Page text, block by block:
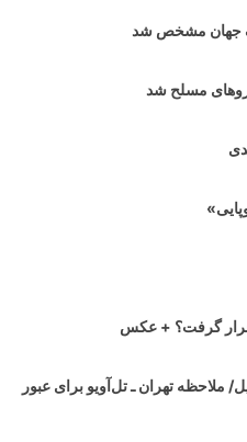
جهان مشخص شد
مسلح شد
قرار گرفت؟ + عکس
ملاحظه تهران ـ تل‌آویو برای عبور